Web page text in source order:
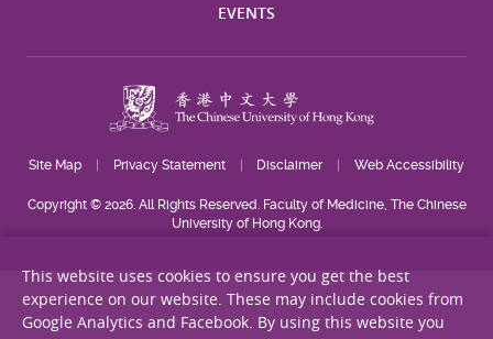
EVENTS
Site Map Privacy Statement Disclaimer Web Accessibility
Copyright © 2026. All Rights Reserved. Faculty of Medicine, The Chinese
University of Hong Kong.
This website uses cookies to ensure you get the best
experience on our website. These may include cookies from
Google Analytics and Facebook. By using this website you